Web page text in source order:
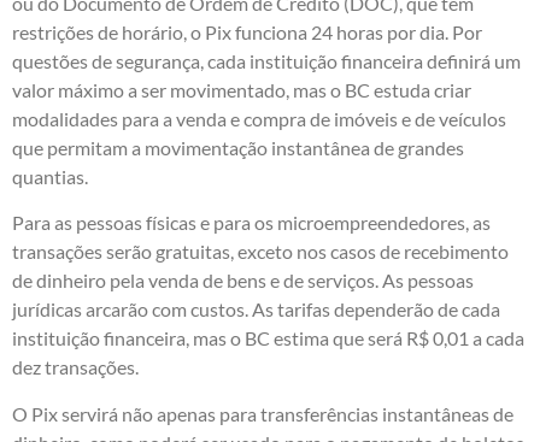
restrições de horário, o Pix funciona 24 horas por dia. Por
questões de segurança, cada instituição financeira definirá um
valor máximo a ser movimentado, mas o BC estuda criar
modalidades para a venda e compra de imóveis e de veículos
que permitam a movimentação instantânea de grandes
quantias.
Para as pessoas físicas e para os microempreendedores, as
transações serão gratuitas, exceto nos casos de recebimento
de dinheiro pela venda de bens e de serviços. As pessoas
jurídicas arcarão com custos. As tarifas dependerão de cada
instituição financeira, mas o BC estima que será R$ 0,01 a cada
dez transações.
O Pix servirá não apenas para transferências instantâneas de